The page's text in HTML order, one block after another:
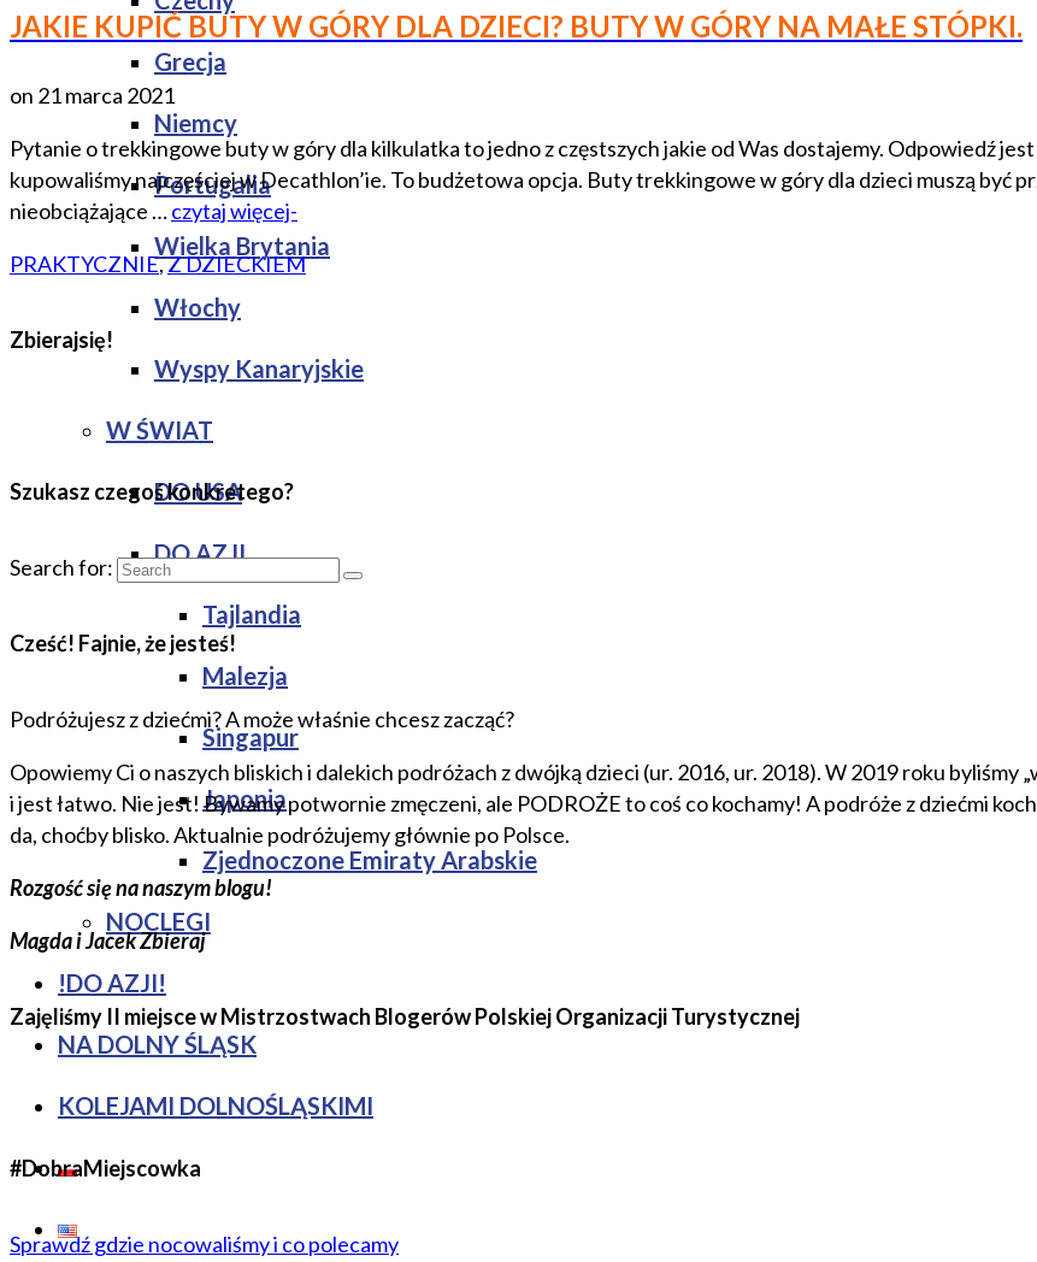
Grecja
Niemcy
Portugalia
Wielka Brytania
Włochy
Wyspy Kanaryjskie
W ŚWIAT
DO USA
DO AZJI
Tajlandia
Malezja
Singapur
Japonia
Zjednoczone Emiraty Arabskie
NOCLEGI
!DO AZJI!
NA DOLNY ŚLĄSK
KOLEJAMI DOLNOŚLĄSKIMI
JAKIE KUPIĆ BUTY W GÓRY DLA DZIECI? BUTY W GÓRY NA MAŁE STÓPKI.
on 21 marca 2021
Pytanie o trekkingowe buty w góry dla kilkulatka to jedno z częstszych jakie od Was dostajemy. Odpowiedź
kupowaliśmy najczęściej w Decathlon’ie. To budżetowa opcja. Buty trekkingowe w góry dla dzieci muszą być
nieobciążające …czytaj więcej-
PRAKTYCZNIE,Z DZIECKIEM
Zbierajsię!
Szukasz czegoś konkretego?
Search for:
Cześć! Fajnie, że jesteś!
Podróżujesz z dziećmi? A może właśnie chcesz zacząć?
Opowiemy Ci o naszych bliskich i dalekich podróżach z dwójką dzieci (ur. 2016, ur. 2018). W 2019 roku byliśmy
i jest łatwo. Nie jest! Bywamy potwornie zmęczeni, ale PODROŻE to coś co kochamy! A podróże z dziećmi
da, choćby blisko. Aktualnie podróżujemy głównie po Polsce.
Rozgość się na naszym blogu!
Magda i Jacek Zbieraj
Zajęliśmy II miejsce w Mistrzostwach Blogerów Polskiej Organizacji Turystycznej
#DobraMiejscowka
Sprawdź gdzie nocowaliśmy i co polecamy